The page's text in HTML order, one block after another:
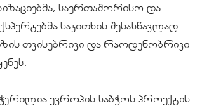
საერთაშორისო და
საკითხის შესასწავლად
თვისებრივი და რაოდენობრივი
ევროპის საბჭოს პროექტის